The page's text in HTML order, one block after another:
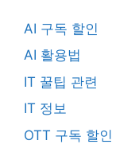
AI 구독 할인
AI 활용법
IT 꿀팁 관련
IT 정보
OTT 구독 할인